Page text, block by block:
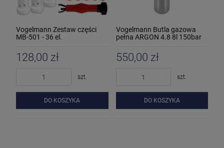
Vogelmann Zestaw części
MB-501 - 36 el.
128,00 zł
szt.
DO KOSZYKA
Vogelmann Butla gazowa
pełna ARGON 4.8 8l 150bar
550,00 zł
szt.
DO KOSZYKA